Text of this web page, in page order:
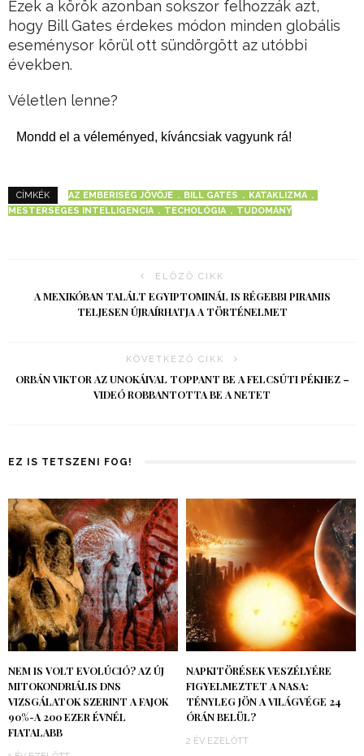
Ezek a körök azonban sokszor felhozzák azt,
hogy Bill Gates érdekes módon minden globális
eseménysor körül ott sündörgött az utóbbi
években.
Véletlen lenne?
Mondd el a véleményed, kíváncsiak vagyunk rá!
CÍMKÉK AZ EMBERISÉG JÖVŐJE BILL GATES
KATAKLIZMA
MESTERSÉGES INTELLIGENCIA
TECHOLÓGIA TUDOMÁNY
ELŐZŐ CIKK
A MEXIKÓBAN TALÁLT EGYIPTOMINÁL IS RÉGEBBI PIRAMIS
TELJESEN ÚJRAÍRHATJA A TÖRTÉNELMET
KÖVETKEZŐ CIKK
ORBÁN VIKTOR AZ UNOKÁIVAL TOPPANT BE A FELCSÚTI PÉKHEZ –
VIDEÓ ROBBANTOTTA BE A NETET
EZ IS TETSZENI FOG!
NEM IS VOLT EVOLÚCIÓ? AZ ÚJ
MITOKONDRIÁLIS DNS
VIZSGÁLATOK SZERINT A FAJOK
90%-A 200 EZER ÉVNÉL
FIATALABB
NAPKITÖRÉSEK VESZÉLYÉRE
FIGYELMEZTET A NASA:
TÉNYLEG JÖN A VILÁGVÉGE 24
ÓRÁN BELÜL?
2 ÉV EZELŐTT